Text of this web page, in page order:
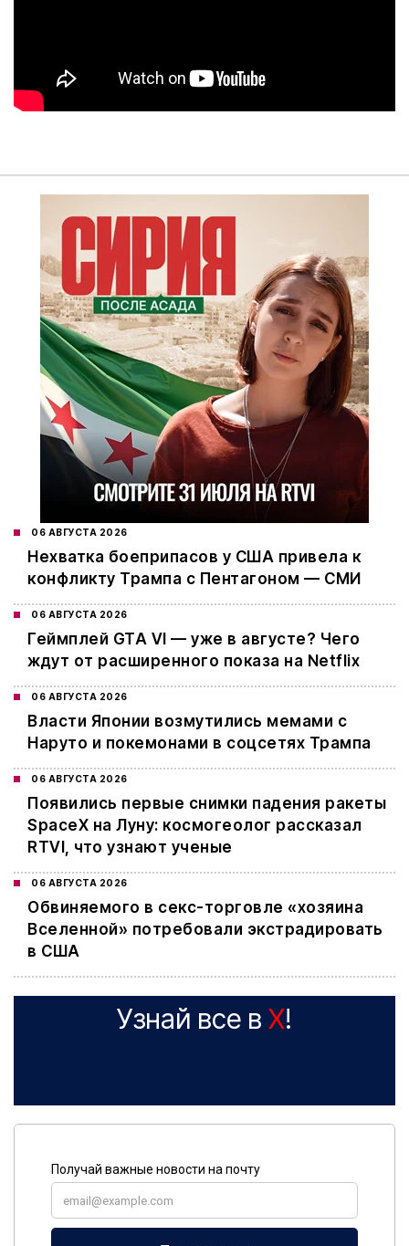
06 АВГУСТА 2026
Нехватка боеприпасов у США привела к
конфликту Трампа с Пентагоном — СМИ
06 АВГУСТА 2026
Геймплей GTA VI — уже в августе? Чего
ждут от расширенного показа на Netflix
06 АВГУСТА 2026
Власти Японии возмутились мемами с
Наруто и покемонами в соцсетях Трампа
06 АВГУСТА 2026
Появились первые снимки падения ракеты
SpaceX на Луну: космогеолог рассказал
RTVI, что узнают ученые
06 АВГУСТА 2026
Обвиняемого в секс-торговле «хозяина
Вселенной» потребовали экстрадировать
в США
Узнай все в X!